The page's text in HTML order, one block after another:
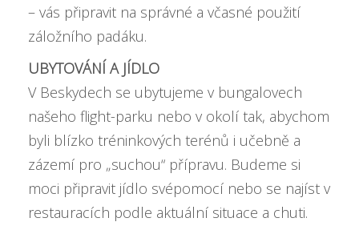
– vás připravit na správné a včasné použití
záložního padáku.
UBYTOVÁNÍ A JÍDLO
V Beskydech se ubytujeme v bungalovech
našeho flight-parku nebo v okolí tak, abychom
byli blízko tréninkových terénů i učebně a
zázemí pro „suchou“ přípravu. Budeme si
moci připravit jídlo svépomocí nebo se najíst v
restauracích podle aktuální situace a chuti.